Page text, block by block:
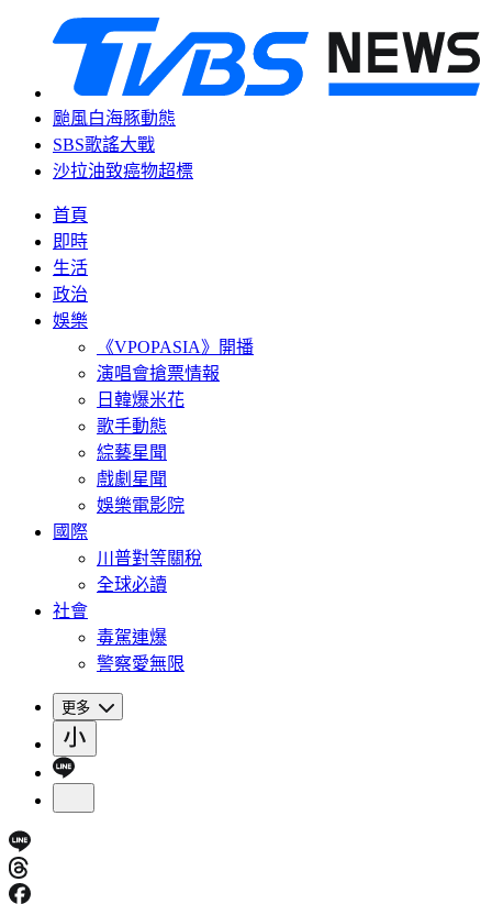
颱風白海豚動態
SBS歌謠大戰
沙拉油致癌物超標
首頁
即時
生活
政治
娛樂
《VPOPASIA》開播
演唱會搶票情報
日韓爆米花
歌手動態
綜藝星聞
戲劇星聞
娛樂電影院
國際
川普對等關稅
全球必讀
社會
毒駕連爆
警察愛無限
更多